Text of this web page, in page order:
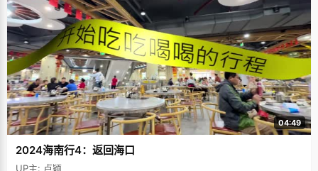
04:49
2024海南行4：返回海口
UP主: 卢颖